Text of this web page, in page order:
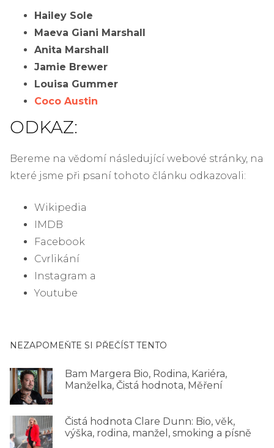
Hailey Sole
Maeva Giani Marshall
Anita Marshall
Jamie Brewer
Louisa Gummer
Coco Austin
ODKAZ:
Bereme na vědomí následující webové stránky, na
které jsme při psaní tohoto článku odkazovali:
Wikipedia
IMDB
Facebook
Cvrlikání
Instagram a
Youtube
NEZAPOMEŇTE SI PŘEČÍST TENTO
Bam Margera Bio, Rodina, Kariéra,
Manželka, Čistá hodnota, Měření
Čistá hodnota Clare Dunn: Bio, věk,
výška, rodina, manžel, smoking a písně